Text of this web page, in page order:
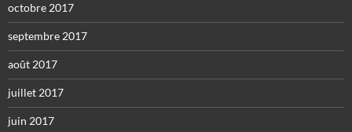
octobre 2017
septembre 2017
août 2017
juillet 2017
juin 2017